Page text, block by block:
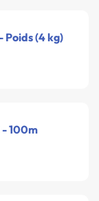
Poids (4 kg)
- 100m